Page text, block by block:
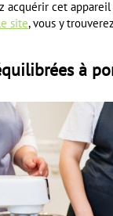
acquérir cet
site, vous y
à